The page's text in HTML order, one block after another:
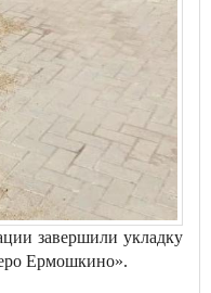
завершили укладку
Ермошкино».